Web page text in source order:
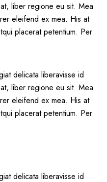
liber regione eu sit. Mea
eleifend ex mea. His at
placerat petentium. Per
delicata liberavisse id
liber regione eu sit. Mea
eleifend ex mea. His at
placerat petentium. Per
delicata liberavisse id